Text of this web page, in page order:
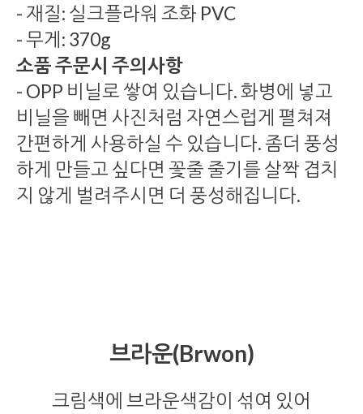
- 재질: 실크플라워 조화 PVC
- 무게: 370g
소품 주문시 주의사항
- OPP 비닐로 쌓여 있습니다. 화병에 넣고
비닐을 빼면 사진처럼 자연스럽게 펼쳐져
간편하게 사용하실 수 있습니다. 좀더 풍성
하게 만들고 싶다면 꽃줄 줄기를 살짝 겹치
지 않게 벌려주시면 더 풍성해집니다.
브라운(Brwon)
크림색에 브라운색감이 섞여 있어